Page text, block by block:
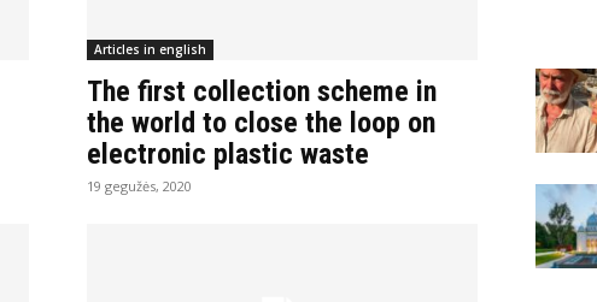
Articles in english
The first collection scheme in
the world to close the loop on
electronic plastic waste
19 gegužės, 2020